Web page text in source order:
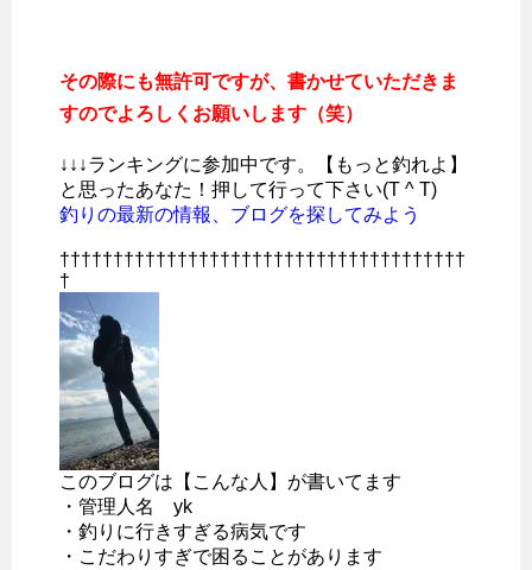
その際にも無許可ですが、書かせていただきま
すのでよろしくお願いします（笑）
↓↓↓ランキングに参加中です。【もっと釣れよ】
と思ったあなた！押して行って下さい(T ^ T)
釣りの最新の情報、ブログを探してみよう
††††††††††††††††††††††††††††††††††††††
†
このブログは【こんな人】が書いてます
・管理人名 yk
・釣りに行きすぎる病気です
・こだわりすぎで困ることがあります